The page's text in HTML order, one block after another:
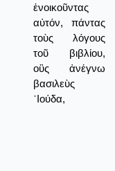
ἐνοικοῦντας
αὐτόν, πάντας
τοὺς λόγους
τοῦ βιβλίου,
οὓς ἀνέγνω
βασιλεὺς
᾿Ιούδα,